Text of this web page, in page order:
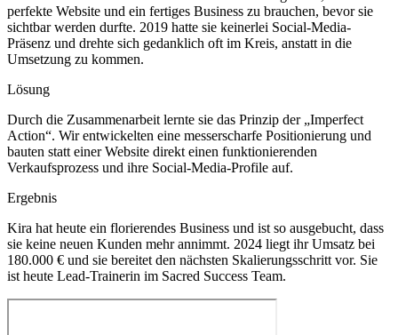
perfekte Website und ein fertiges Business zu brauchen, bevor sie
sichtbar werden durfte. 2019 hatte sie keinerlei Social-Media-
Präsenz und drehte sich gedanklich oft im Kreis, anstatt in die
Umsetzung zu kommen.
Lösung
Durch die Zusammenarbeit lernte sie das Prinzip der „Imperfect
Action“. Wir entwickelten eine messerscharfe Positionierung und
bauten statt einer Website direkt einen funktionierenden
Verkaufsprozess und ihre Social-Media-Profile auf.
Ergebnis
Kira hat heute ein florierendes Business und ist so ausgebucht, dass
sie keine neuen Kunden mehr annimmt. 2024 liegt ihr Umsatz bei
180.000 € und sie bereitet den nächsten Skalierungsschritt vor. Sie
ist heute Lead-Trainerin im Sacred Success Team.